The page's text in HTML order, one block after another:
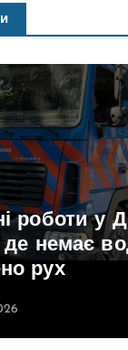
роботи у
де немає
рух